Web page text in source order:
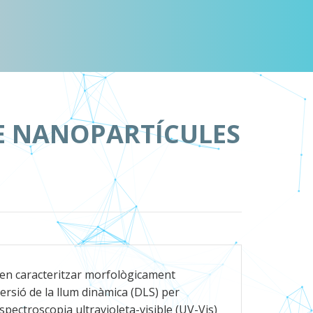
NANOPARTÍCULES
caracteritzar morfològicament
de la llum dinàmica (DLS) per
ultravioleta-visible (UV-Vis)